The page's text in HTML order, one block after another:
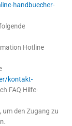
handbuecher-
Hotline
kontakt-
FAQ Hilfe-
um den Zugang zu